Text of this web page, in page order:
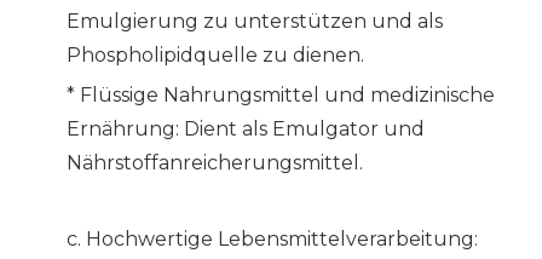
Emulgierung zu unterstützen und als
Phospholipidquelle zu dienen.
* Flüssige Nahrungsmittel und medizinische
Ernährung: Dient als Emulgator und
Nährstoffanreicherungsmittel.
c. Hochwertige Lebensmittelverarbeitung: